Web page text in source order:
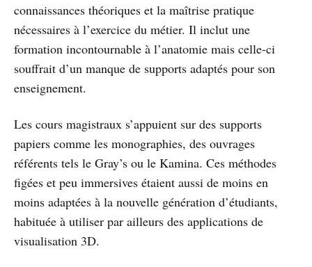
connaissances théoriques et la maîtrise pratique
nécessaires à l’exercice du métier. Il inclut une
formation incontournable à l’anatomie mais celle-ci
souffrait d’un manque de supports adaptés pour son
enseignement.
Les cours magistraux s’appuient sur des supports
papiers comme les monographies, des ouvrages
référents tels le Gray’s ou le Kamina. Ces méthodes
figées et peu immersives étaient aussi de moins en
moins adaptées à la nouvelle génération d’étudiants,
habituée à utiliser par ailleurs des applications de
visualisation 3D.